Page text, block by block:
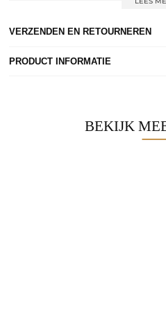
VERZENDEN EN RETOURNEREN
PRODUCT INFORMATIE
BEKIJK